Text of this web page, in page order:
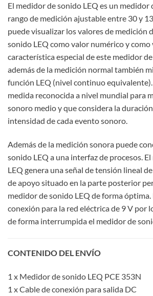
El medidor de sonido LEQ es un medidor
rango de medición ajustable entre 30 y
puede visualizar los valores de medición
sonido LEQ como valor numérico y
característica especial de este medidor
además de la medición normal también
función LEQ (nivel continuo
medida reconocida a nivel mundial para
sonoro medio y que considera la
intensidad de cada evento sonoro.
Además de la medición sonora puede
sonido LEQ a una interfaz de procesos.
LEQ genera una señal de tensión lineal
de apoyo situado en la parte posterior
medidor de sonido LEQ de forma
conexión para la red eléctrica de 9 V por
de forma interrumpida el medidor de
CONTENIDO DEL ENVÍO
1 x Medidor de sonido LEQ PCE 353N
1 x Cable de conexión para salida DC